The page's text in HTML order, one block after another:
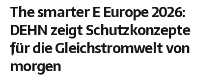
The smarter E Europe 2026:
DEHN zeigt Schutzkonzepte
für die Gleichstromwelt von
morgen